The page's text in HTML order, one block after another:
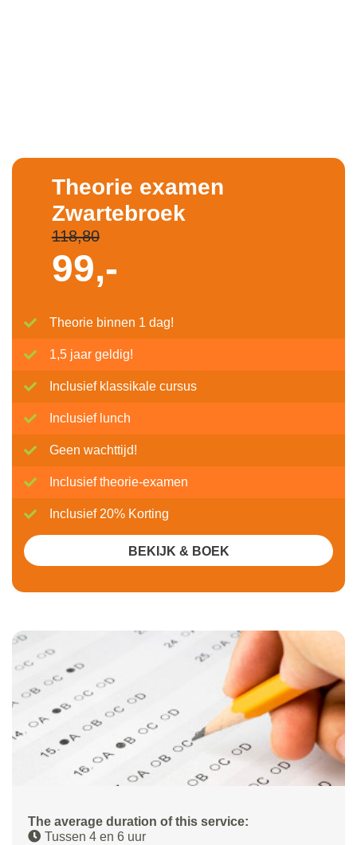
The average duration of this service:
Tussen 4 en 6 uur
Theorie examen
Zwartebroek
118,80
99,-
Theorie binnen 1 dag!
1,5 jaar geldig!
Inclusief klassikale cursus
Inclusief lunch
Geen wachttijd!
Inclusief theorie-examen
Inclusief 20% Korting
BEKIJK & BOEK